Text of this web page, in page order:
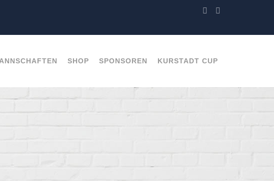
SHOP SPONSOREN KURSTADT CUP